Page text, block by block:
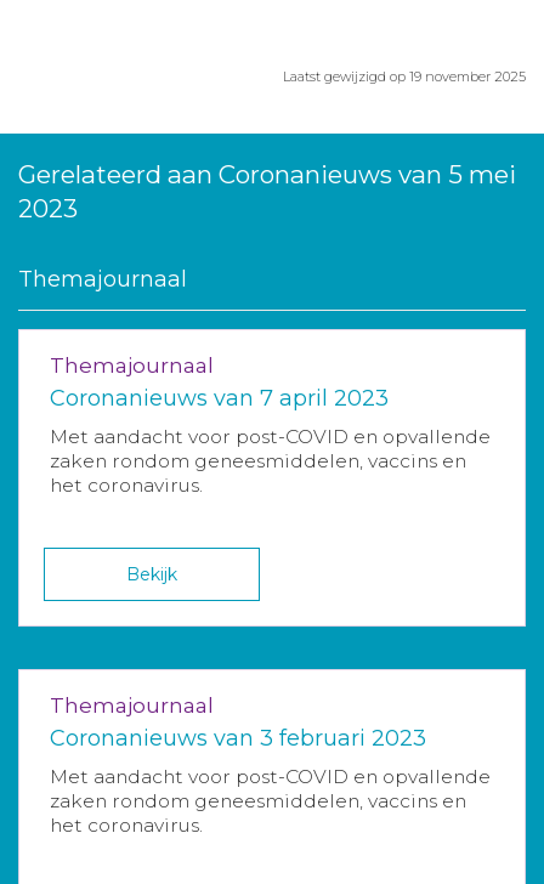
Laatst gewijzigd op 19 november 2025
Gerelateerd aan Coronanieuws van 5 mei
2023
Themajournaal
Themajournaal
Coronanieuws van 7 april 2023
Met aandacht voor post-COVID en opvallende
zaken rondom geneesmiddelen, vaccins en
het coronavirus.
Bekijk
Themajournaal
Coronanieuws van 3 februari 2023
Met aandacht voor post-COVID en opvallende
zaken rondom geneesmiddelen, vaccins en
het coronavirus.